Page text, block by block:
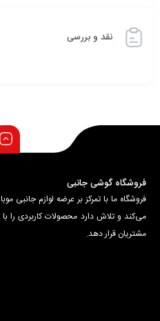
نقد و بررسی
فروشگاه گوشی جانبی
فروشگاه ما با تمرکز بر عرضه لوازم جانبی
می‌کند و تلاش دارد محصولات کاربردی را
مشتریان قرار دهد.